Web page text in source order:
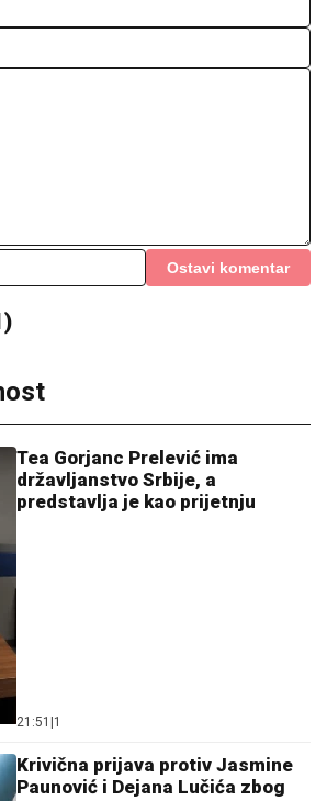
Ostavi komentar
Tea Gorjanc Prelević ima
državljanstvo Srbije, a
predstavlja je kao prijetnju
21:51 1
Krivična prijava protiv Jasmine
Paunović i Dejana Lučića zbog